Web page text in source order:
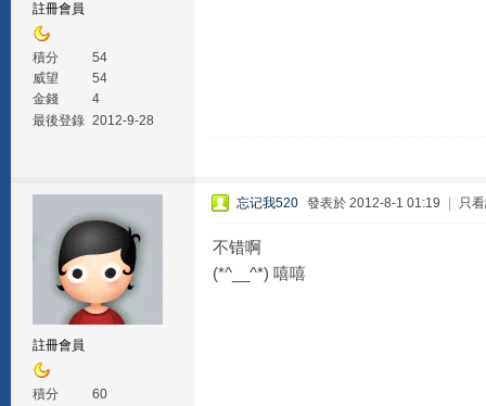
註冊會員
積分
54
威望
54
金錢
4
最後登錄 2012-9-28
註冊會員
積分
60
忘记我520 發表於 2012-8-1 01:19 只
不错啊
(*^__^*) 嘻嘻